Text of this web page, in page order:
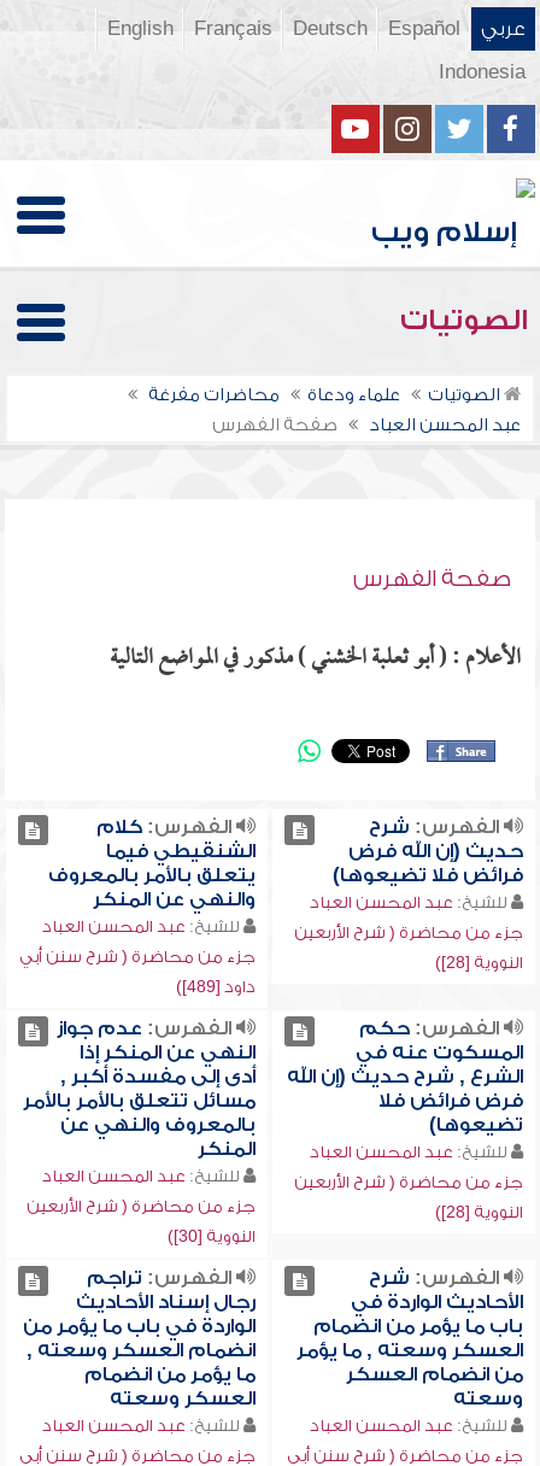
عربي Español
Deutsch
Français
English
Indonesia
الصوتيات
الصوتيات علماء ودعاة
محاضرات مفرغة
عبد المحسن العباد
صفحة الفهرس
صفحة الفهرس
الأعلام : ( أبو ثعلبة الخشني ) مذكور في المواضع التالية
الفهرس: شرح
حديث (إن الله فرض
فرائض فلا تضيعوها)
للشيخ: عبد المحسن العباد
جزء من محاضرة ( شرح الأربعين
النووية [28])
الفهرس:كلام
الشنقيطي فيما
يتعلق بالأمر بالمعروف
والنهي عن المنكر
للشيخ: عبد المحسن العباد
جزء من محاضرة ( شرح سنن أبي
داود [489])
الفهرس:حكم
المسكوت عنه في
الشرع , شرح حديث (إن الله
فرض فرائض فلا
تضيعوها)
للشيخ: عبد المحسن العباد
جزء من محاضرة ( شرح الأربعين
النووية [28])
الفهرس: عدم جواز
النهي عن المنكر إذا
أدى إلى مفسدة أكبر ,
مسائل تتعلق بالأمر بالأمر
بالمعروف والنهي عن
المنكر
للشيخ: عبد المحسن العباد
جزء من محاضرة ( شرح الأربعين
النووية [30])
الفهرس: شرح
الأحاديث الواردة في
باب ما يؤمر من انضمام
العسكر وسعته , ما يؤمر
من انضمام العسكر
وسعته
للشيخ: عبد المحسن العباد
جزء من محاضرة ( شرح سنن أبي
الفهرس: تراجم
رجال إسناد الأحاديث
الواردة في باب ما يؤمر من
انضمام العسكر وسعته ,
ما يؤمر من انضمام
العسكر وسعته
للشيخ: عبد المحسن العباد
جزء من محاضرة ( شرح سنن أبي